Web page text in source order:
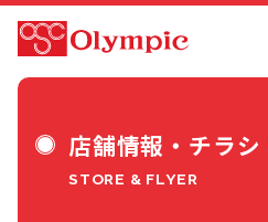
店舗情報・チラシ
STORE & FLYER